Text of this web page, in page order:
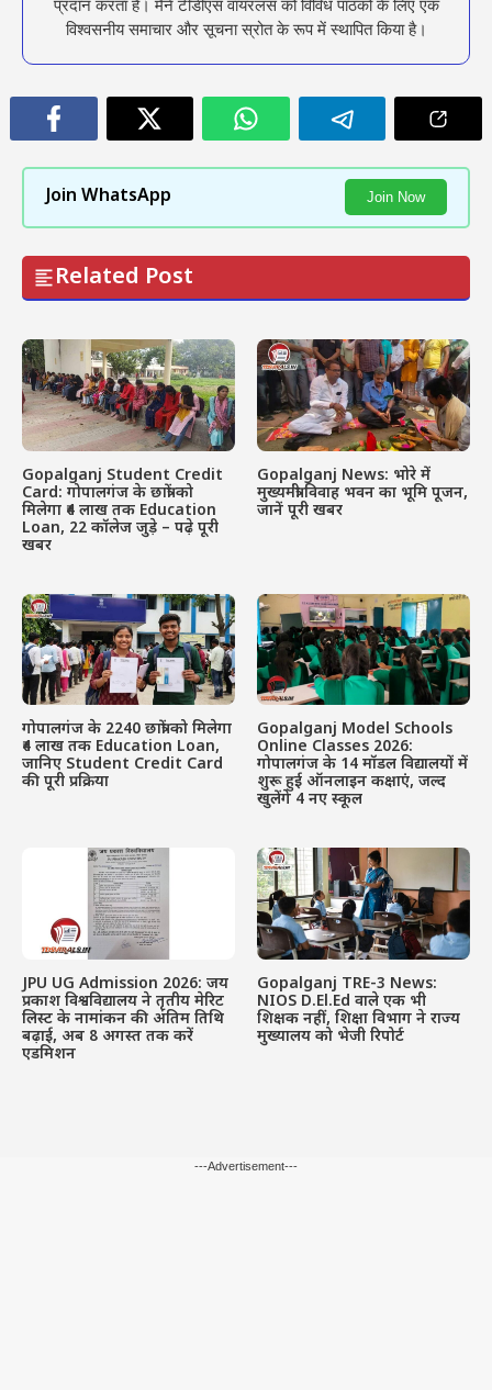
प्रदान करता है। मैंने टीडीएस वायरलस को विविध पाठकों के लिए एक
विश्वसनीय समाचार और सूचना स्रोत के रूप में स्थापित किया है।
Join WhatsApp Join Now
Related Post
Gopalganj Student Credit
Card: गोपालगंज के छात्रों को
मिलेगा ₹4 लाख तक Education
Loan, 22 कॉलेज जुड़े – पढ़े पूरी
खबर
Gopalganj News: भोरे में
मुख्यमंत्री विवाह भवन का भूमि पूजन,
जानें पूरी खबर
गोपालगंज के 2240 छात्रों को मिलेगा
₹4 लाख तक Education Loan,
जानिए Student Credit Card
की पूरी प्रक्रिया
Gopalganj Model Schools
Online Classes 2026:
गोपालगंज के 14 मॉडल विद्यालयों में
शुरू हुई ऑनलाइन कक्षाएं, जल्द
खुलेंगे 4 नए स्कूल
JPU UG Admission 2026: जय
प्रकाश विश्वविद्यालय ने तृतीय मेरिट
लिस्ट के नामांकन की अंतिम तिथि
बढ़ाई, अब 8 अगस्त तक करें
एडमिशन
Gopalganj TRE-3 News:
NIOS D.El.Ed वाले एक भी
शिक्षक नहीं, शिक्षा विभाग ने राज्य
मुख्यालय को भेजी रिपोर्ट
---Advertisement---